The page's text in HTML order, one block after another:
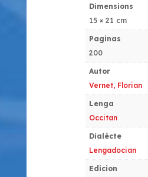
Dimensions
15 × 21 cm
Paginas
200
Autor
Vernet, Florian
Lenga
Occitan
Dialècte
Lengadocian
Edicion